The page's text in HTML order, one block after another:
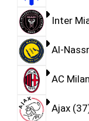
Inter
Al-
AC Milan
Ajax 37